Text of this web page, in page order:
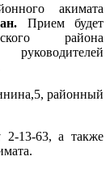
акимата
Прием будет
района
районный
2-13-63, а также